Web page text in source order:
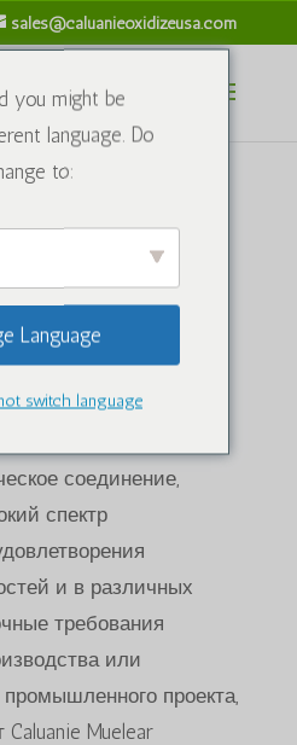
sales@caluanieoxidizeusa.com
применения и
процессов наличие
химического продукта
первостепенное
и
соединение,
спектр
и в различных
требования
или
проекта,
Muelear
you might be
language. Do
to:
Language
switch language